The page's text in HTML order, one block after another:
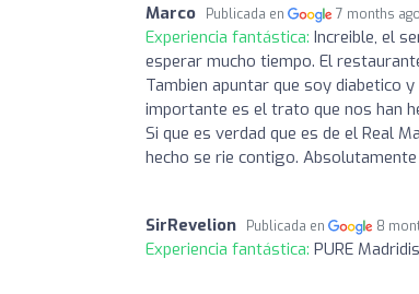
Marco Publicada en 7 months ago
Experiencia fantástica: Increible, el
esperar mucho tiempo. El
Tambien apuntar que soy diabetico
importante es el trato que nos han
Si que es verdad que es de el Real
hecho se rie contigo.
SirRevelion Publicada en 8
Experiencia fantástica: PURE